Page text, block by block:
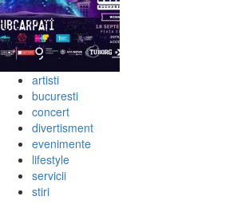
artisti
bucuresti
concert
divertisment
evenimente
lifestyle
servicii
stiri